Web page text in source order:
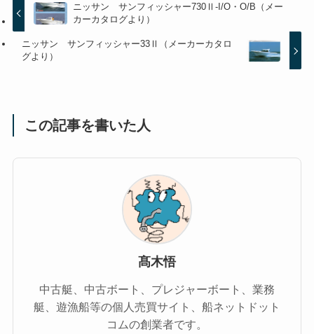
ニッサン サンフィッシャー730Ⅱ-I/O・O/B（メー
カーカタログより）
ニッサン サンフィッシャー33Ⅱ（メーカーカタロ
グより）
この記事を書いた人
髙木悟
中古艇、中古ボート、プレジャーボート、業務
艇、遊漁船等の個人売買サイト、船ネットドット
コムの創業者です。